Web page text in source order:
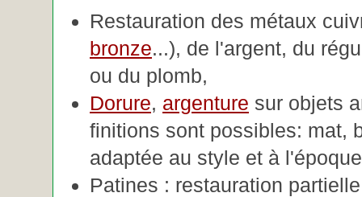
Restauration des métaux
bronze...), de l'argent, du
ou du plomb,
Dorure, argenture sur objets
finitions sont possibles: mat,
adaptée au style et à
Patines : restauration